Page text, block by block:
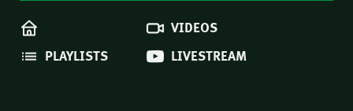
VIDEOS
PLAYLISTS
LIVESTREAM